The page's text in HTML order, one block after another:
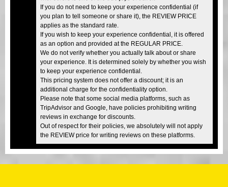
If you do not need to keep your experience confidential (if
you plan to tell someone or share it), the REVIEW PRICE
applies as the standard rate.
If you wish to keep your experience confidential, it is offered
as an option and provided at the REGULAR PRICE.
We do not verify whether you actually talk about or share
your experience. It is determined solely by whether you wish
to keep your experience confidential.
This pricing system does not offer a discount; it is an
additional charge for the confidentiality option.
Please note that some social media platforms, such as
TripAdvisor and Google, have policies prohibiting writing
reviews in exchange for discounts.
Out of respect for their policies, we absolutely will not apply
the REVIEW price for writing reviews on these platforms.